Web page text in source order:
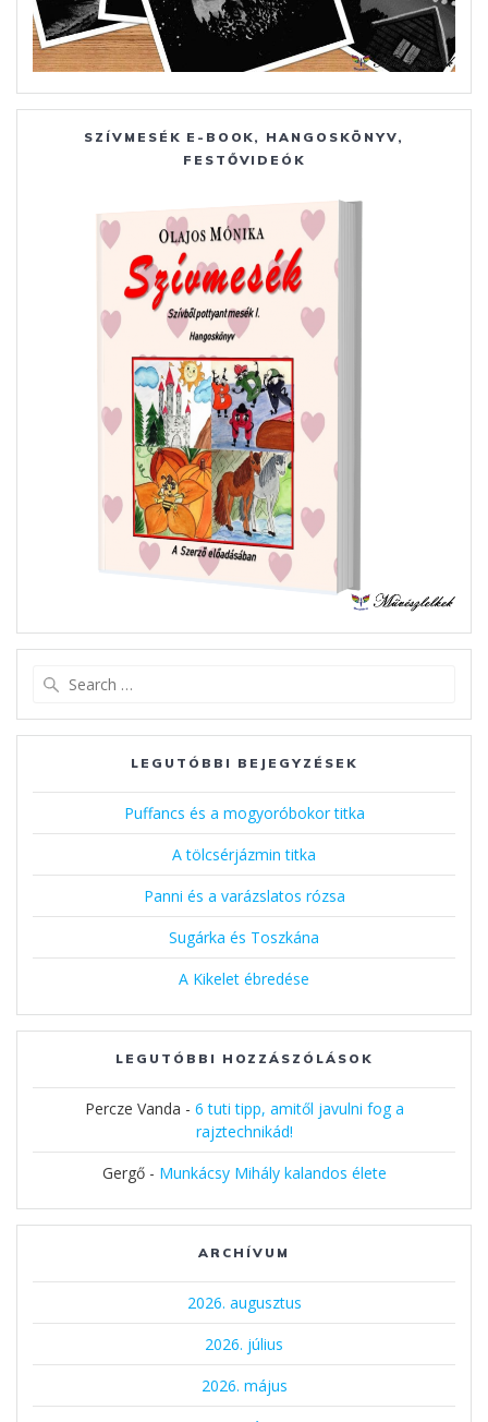
SZÍVMESÉK E-BOOK, HANGOSKÖNYV,
FESTŐVIDEÓK
LEGUTÓBBI BEJEGYZÉSEK
Puffancs és a mogyoróbokor titka
A tölcsérjázmin titka
Panni és a varázslatos rózsa
Sugárka és Toszkána
A Kikelet ébredése
LEGUTÓBBI HOZZÁSZÓLÁSOK
Percze Vanda - 6 tuti tipp, amitől javulni fog a
rajztechnikád!
Gergő- Munkácsy Mihály kalandos élete
ARCHÍVUM
2026. augusztus
2026. július
2026. május